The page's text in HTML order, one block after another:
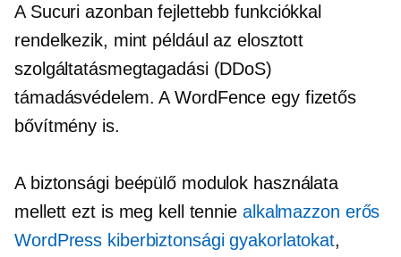
A Sucuri azonban fejlettebb funkciókkal
rendelkezik, mint például az elosztott
szolgáltatásmegtagadási (DDoS)
támadásvédelem. A WordFence egy fizetős
bővítmény is.
A biztonsági beépülő modulok használata
mellett ezt is meg kell tennie alkalmazzon erős
WordPress kiberbiztonsági gyakorlatokat,